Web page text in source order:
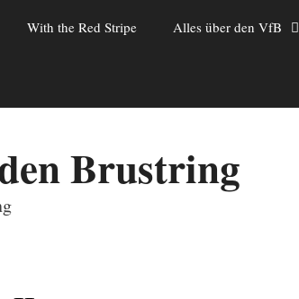
With the Red Stripe Alles über den VfB
Brustring